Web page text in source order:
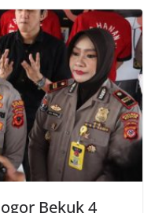
Bekuk 4